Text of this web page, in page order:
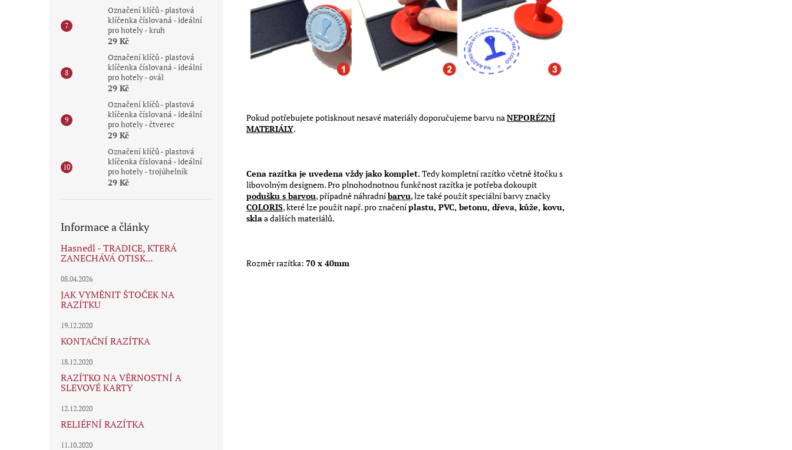
Označení klíčů - plastová
klíčenka číslovaná - ideální
pro hotely - kruh
29 Kč
Označení klíčů - plastová
klíčenka číslovaná - ideální
pro hotely - ovál
29 Kč
Označení klíčů - plastová
klíčenka číslovaná - ideální
pro hotely - čtverec
29 Kč
Označení klíčů - plastová
klíčenka číslovaná - ideální
pro hotely - trojúhelník
29 Kč
Informace a články
Hasnedl - TRADICE, KTERÁ
ZANECHÁVÁ OTISK...
08.04.2026
JAK VYMĚNIT ŠTOČEK NA
RAZÍTKU
19.12.2020
KONTAČNÍ RAZÍTKA
18.12.2020
RAZÍTKO NA VĚRNOSTNÍ A
SLEVOVÉ KARTY
12.12.2020
RELIÉFNÍ RAZÍTKA
11.10.2020
Pokud potřebujete potisknout nesavé materiály doporučujeme barvu naNEPORÉZNÍ
MATERIÁLY.
Cena razítka je uvedena vždy jako komplet.Tedy kompletní razítko včetně štočku s
libovolným designem. Pro plnohodnotnou funkčnost razítka je potřeba dokoupit
podušku s barvou, případně náhradníbarvu, lze také použít speciální barvy značky
COLORIS, které lze použít např. pro značeníplastu, PVC, betonu, dřeva, kůže, kovu,
sklaa dalších materiálů.
Rozměr razítka: 70 x 40mm